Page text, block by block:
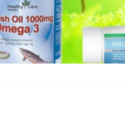
Điều trị xương khớp
Bổ não, mắt, tim mạch
Hỗ trợ tiêu hoá, gan, thận